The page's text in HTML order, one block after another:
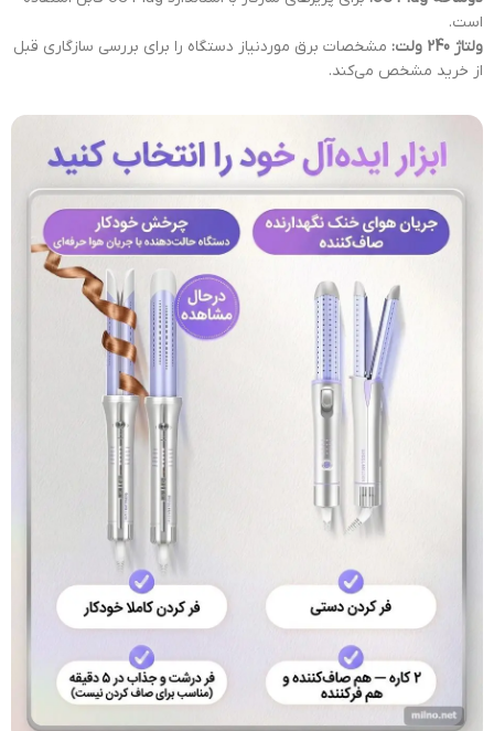
است.
ولتاژ 240 ولت:
مشخصات برق موردنیاز دستگاه را برای بررسی سازگاری قبل
از خرید مشخص می‌کند.